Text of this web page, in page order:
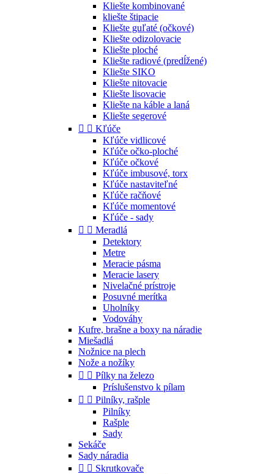
Kliešte kombinované
kliešte štipacie
Kliešte guľaté (očkové)
Kliešte odizolovacie
Kliešte ploché
Kliešte radiové (predĺžené)
Kliešte SIKO
Kliešte nitovacie
Kliešte lisovacie
Kliešte na káble a laná
Kliešte segerové
  Kľúče
Kľúče vidlicové
Kľúče očko-ploché
Kľúče očkové
Kľúče imbusové, torx
Kľúče nastaviteľné
Kľúče račňové
Kľúče momentové
Kľúče - sady
  Meradlá
Detektory
Metre
Meracie pásma
Meracie lasery
Nivelačné prístroje
Posuvné merítka
Uholníky
Vodováhy
Kufre, brašne a boxy na náradie
Miešadlá
Nožnice na plech
Nože a nožíky
  Pílky na železo
Príslušenstvo k pílam
  Pilníky, rašple
Pilníky
Rašple
Sady
Sekáče
Sady náradia
  Skrutkovače